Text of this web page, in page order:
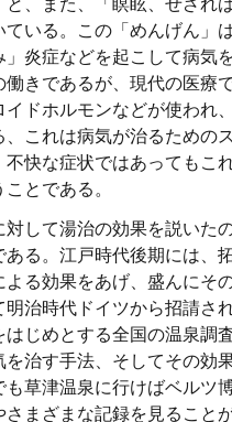
ている。この「めんげん」
」炎症などを起こして病気
働きであるが、現代の医療
イドホルモンなどが使われ
、これは病気が治るための
不快な症状ではあってもこ
とである。
対して湯治の効果を説いた
ある。江戸時代後期には、
よる効果をあげ、盛んにそ
明治時代ドイツから招請さ
はじめとする全国の温泉調
を治す手法、そしてその効
も草津温泉に行けばベルツ
さまざまな記録を見ることが